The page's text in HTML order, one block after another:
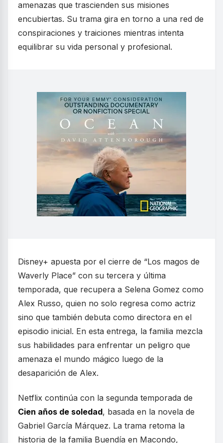
amenazas que trascienden sus misiones
encubiertas. Su trama gira en torno a una red de
conspiraciones y traiciones mientras intenta
equilibrar su vida personal y profesional.
Disney+ apuesta por el cierre de “Los magos de
Waverly Place” con su tercera y última
temporada, que recupera a Selena Gomez como
Alex Russo, quien no solo regresa como actriz
sino que también debuta como directora en el
episodio inicial. En esta entrega, la familia mezcla
sus habilidades para enfrentar un peligro que
amenaza el mundo mágico luego de la
desaparición de Alex.
Netflix continúa con la segunda temporada de
Cien años de soledad, basada en la novela de
Gabriel García Márquez. La trama retoma la
historia de la familia Buendía en Macondo,